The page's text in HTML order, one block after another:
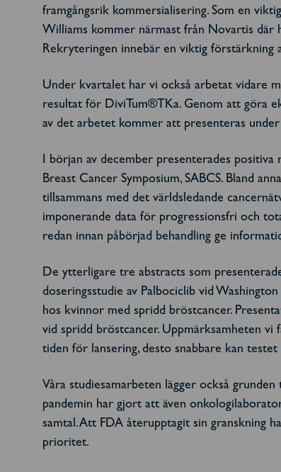
framgångsrik kommersialisering. Som en
Williams kommer närmast från Novartis där
Rekryteringen innebär en viktig förstärkning
Under kvartalet har vi också arbetat vidare
resultat för DiviTum®TKa. Genom att göra
av det arbetet kommer att presenteras
I början av december presenterades
Breast Cancer Symposium, SABCS. Bland
tillsammans med det världsledande
imponerande data för progressionsfri och
redan innan påbörjad behandling ge
De ytterligare tre abstracts som
doseringsstudie av Palbociclib vid
hos kvinnor med spridd bröstcancer.
vid spridd bröstcancer. Uppmärksamheten
tiden för lansering, desto snabbare kan
Våra studiesamarbeten lägger också
pandemin har gjort att även
samtal. Att FDA återupptagit sin granskning
prioritet.